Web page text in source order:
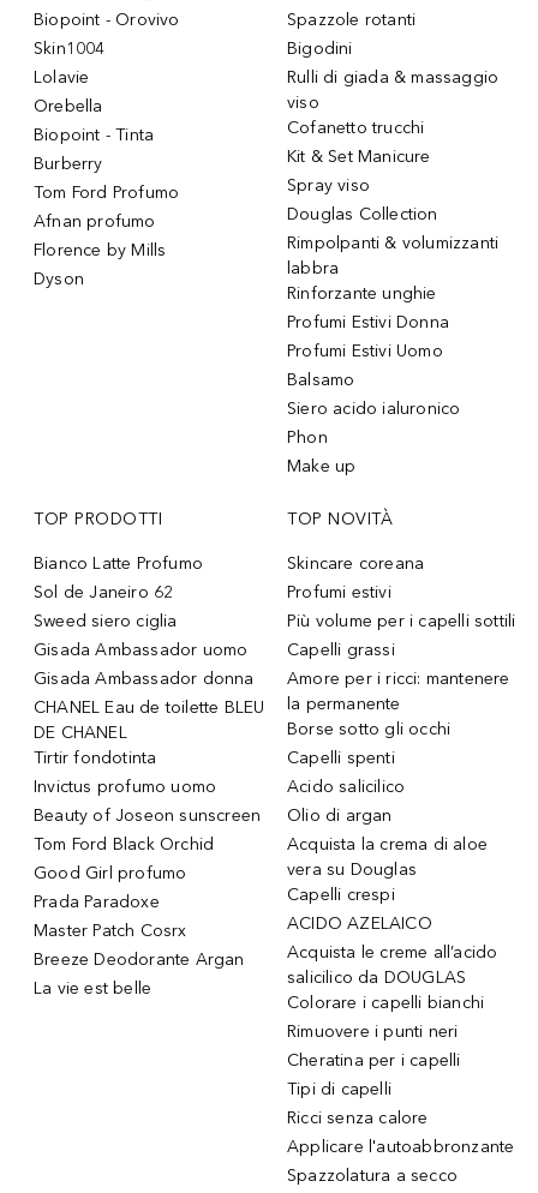
Biopoint - Orovivo
Skin1004
Lolavie
Orebella
Biopoint - Tinta
Burberry
Tom Ford Profumo
Afnan profumo
Florence by Mills
Dyson
Spazzole rotanti
Bigodini
Rulli di giada & massaggio
viso
Cofanetto trucchi
Kit & Set Manicure
Spray viso
Douglas Collection
Rimpolpanti & volumizzanti
labbra
Rinforzante unghie
Profumi Estivi Donna
Profumi Estivi Uomo
Balsamo
Siero acido ialuronico
Phon
Make up
TOP PRODOTTI
Bianco Latte Profumo
Sol de Janeiro 62
Sweed siero ciglia
Gisada Ambassador uomo
Gisada Ambassador donna
CHANEL Eau de toilette BLEU
DE CHANEL
Tirtir fondotinta
Invictus profumo uomo
Beauty of Joseon sunscreen
Tom Ford Black Orchid
Good Girl profumo
Prada Paradoxe
Master Patch Cosrx
Breeze Deodorante Argan
La vie est belle
TOP NOVITÀ
Skincare coreana
Profumi estivi
Più volume per i capelli sottili
Capelli grassi
Amore per i ricci: mantenere
la permanente
Borse sotto gli occhi
Capelli spenti
Acido salicilico
Olio di argan
Acquista la crema di aloe
vera su Douglas
Capelli crespi
ACIDO AZELAICO
Acquista le creme all’acido
salicilico da DOUGLAS
Colorare i capelli bianchi
Rimuovere i punti neri
Cheratina per i capelli
Tipi di capelli
Ricci senza calore
Applicare l'autoabbronzante
Spazzolatura a secco